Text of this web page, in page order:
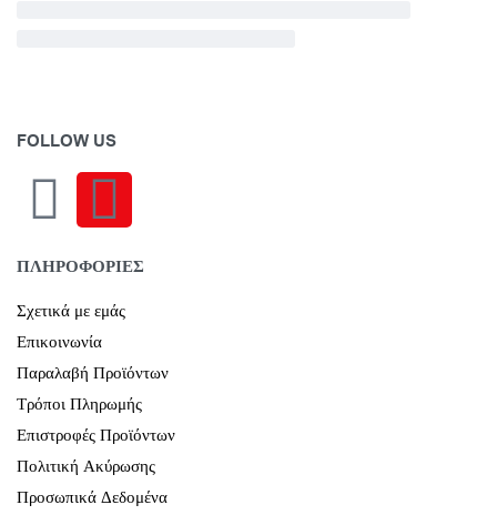
FOLLOW US
ΠΛΗΡΟΦΟΡΙΕΣ
Σχετικά με εμάς
Επικοινωνία
Παραλαβή Προϊόντων
Τρόποι Πληρωμής
Επιστροφές Προϊόντων
Πολιτική Ακύρωσης
Προσωπικά Δεδομένα